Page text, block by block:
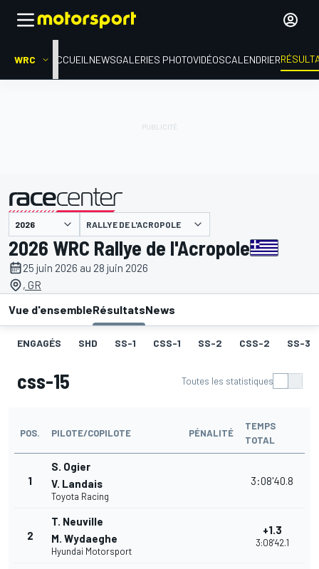
WRC ACCUEIL NEWSGALERIES PHOTOVIDÉOSCALENDRIER
présenté par RALLYE DE L'ACROPOLE
2026 WRC Rallye de l'Acropole
25 juin 2026 au 28 juin 2026
, GR
Vue d'ensembleRésultatsNews
ENGAGÉS SHD SS-1 CSS-1 SS-2 CSS-2 SS-3
css-15 Toutes les statistiques
POS. PILOTE/COPILOTE PÉNALITÉ
TEMPS
TOTAL
1
S. Ogier
V. Landais
Toyota Racing
3:08'40.8
2
T. Neuville
M. Wydaeghe
Hyundai Motorsport
+1.3
3:08'42.1